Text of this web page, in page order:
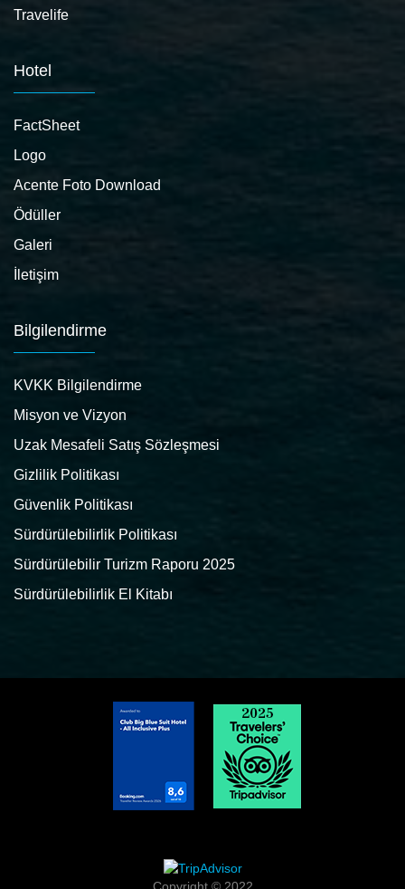
Travelife
Hotel
FactSheet
Logo
Acente Foto Download
Ödüller
Galeri
İletişim
Bilgilendirme
KVKK Bilgilendirme
Misyon ve Vizyon
Uzak Mesafeli Satış Sözleşmesi
Gizlilik Politikası
Güvenlik Politikası
Sürdürülebilirlik Politikası
Sürdürülebilir Turizm Raporu 2025
Sürdürülebilirlik El Kitabı
Copyright © 2022